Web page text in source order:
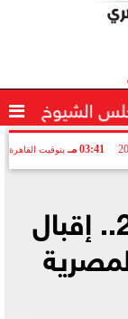
الشيوخ 
03:41 مـ بتوقيت القاهرة
انتخابات الرئاسة 2024.. إقبال